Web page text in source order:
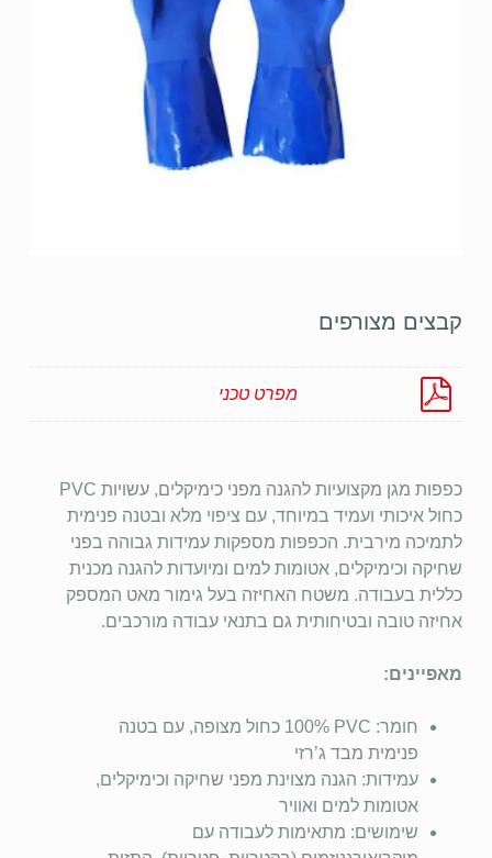
קבצים מצורפים
מפרט טכני
כפפות מגן מקצועיות להגנה מפני כימיקלים, עשויות PVC
כחול איכותי ועמיד במיוחד, עם ציפוי מלא ובטנה פנימית
לתמיכה מירבית. הכפפות מספקות עמידות גבוהה בפני
שחיקה וכימיקלים, אטומות למים ומיועדות להגנה מכנית
כללית בעבודה. משטח האחיזה בעל גימור מאט המספק
אחיזה טובה ובטיחותית גם בתנאי עבודה מורכבים.
מאפיינים:
חומר: ‎100% PVC כחול מצופה, עם בטנה
פנימית מבד ג’רזי
עמידות: הגנה מצוינת מפני שחיקה וכימיקלים,
אטומות למים ואוויר
שימושים: מתאימות לעבודה עם